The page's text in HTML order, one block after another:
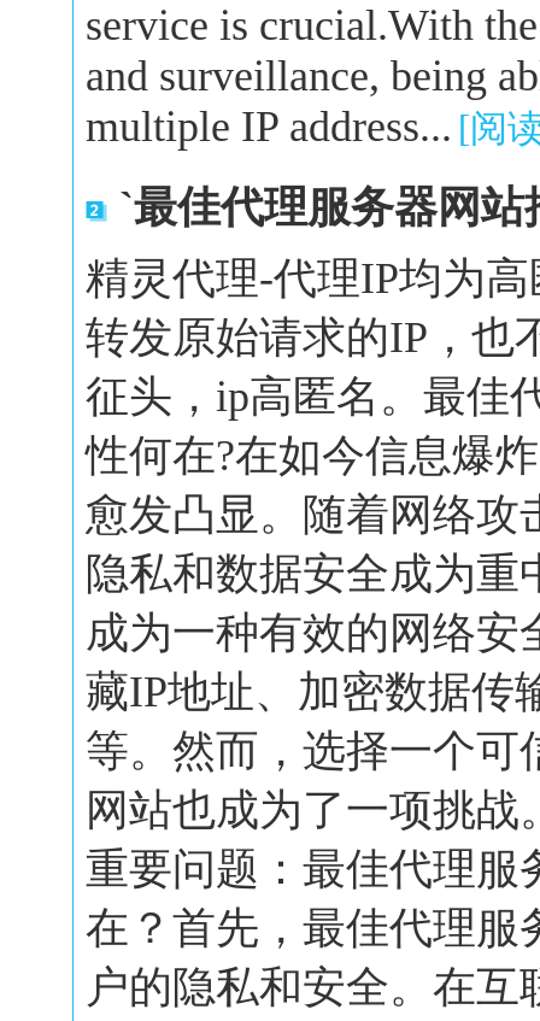
service is crucial.With
and surveillance, being
multiple IP address... [阅
`最佳代理服务器网
精灵代理-代理IP均为
转发原始请求的IP，也
征头，ip高匿名。最佳
性何在?在如今信息爆
愈发凸显。随着网络攻
隐私和数据安全成为
成为一种有效的网络
藏IP地址、加密数据传
等。然而，选择一个可
网站也成为了一项挑
重要问题：最佳代理服
在？首先，最佳代理服
户的隐私和安全。在